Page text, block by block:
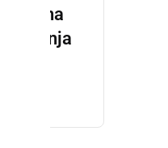
delo na
vodenja